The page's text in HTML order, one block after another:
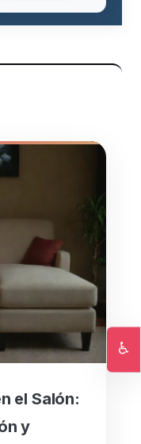
el Salón:
y
♿